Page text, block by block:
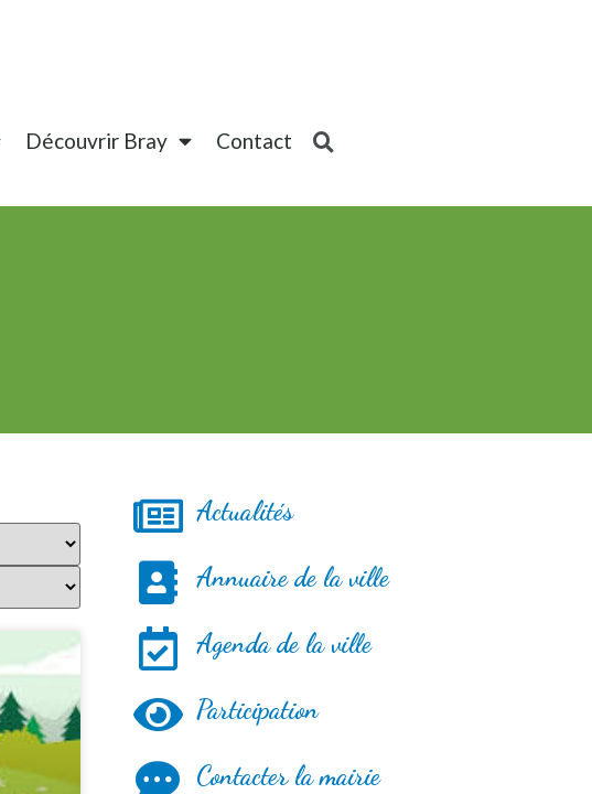
Découvrir Bray Contact
Actualités
Annuaire de la ville
Agenda de la ville
Participation
Contacter la mairie